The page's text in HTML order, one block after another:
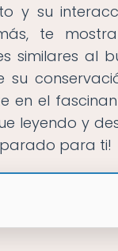
y su
te
similares al
en el
leyendo y
para ti!